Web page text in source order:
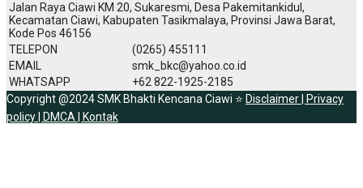
Jalan Raya Ciawi KM 20, Sukaresmi, Desa Pakemitankidul,
Kecamatan Ciawi, Kabupaten Tasikmalaya, Provinsi Jawa Barat,
Kode Pos 46156
TELEPON
(0265) 455111
EMAIL
smk_bkc@yahoo.co.id
WHATSAPP
+62 822-1925-2185
Copyright @2024 SMK Bhakti Kencana Ciawi ⭐ Disclaimer |
Privacy
policy |
DMCA | Kontak